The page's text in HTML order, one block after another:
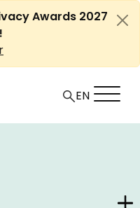
Awards 2027
EN
BLAUWE